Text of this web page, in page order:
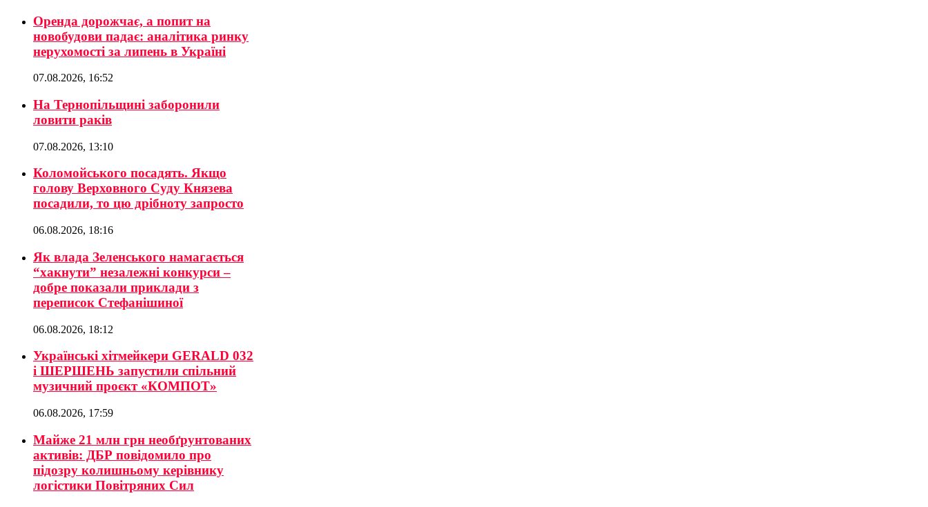
Оренда дорожчає, а попит на
новобудови падає: аналітика ринку
нерухомості за липень в Україні
07.08.2026, 16:52
На Тернопільщині заборонили
ловити раків
07.08.2026, 13:10
Коломойського посадять. Якщо
голову Верховного Суду Князева
посадили, то цю дрібноту запросто
06.08.2026, 18:16
Як влада Зеленського намагається
“хакнути” незалежні конкурси –
добре показали приклади з
переписок Стефанішиної
06.08.2026, 18:12
Українські хітмейкери GERALD 032
і ШЕРШЕНЬ запустили спільний
музичний проєкт «КОМПОТ»
06.08.2026, 17:59
Майже 21 млн грн необґрунтованих
активів: ДБР повідомило про
підозру колишньому керівнику
логістики Повітряних Сил